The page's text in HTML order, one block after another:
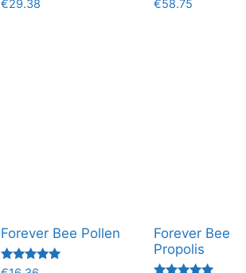
€29.38
con
€58.75
Forever Bee Pollen
Valorado
Forever Bee
Propolis